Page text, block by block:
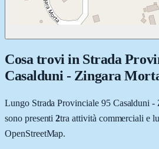
Cosa trovi in Strada
Casalduni - Zingara
Lungo Strada Provinciale 95 Casalduni -
sono presenti 2tra attività commerciali e
OpenStreetMap.